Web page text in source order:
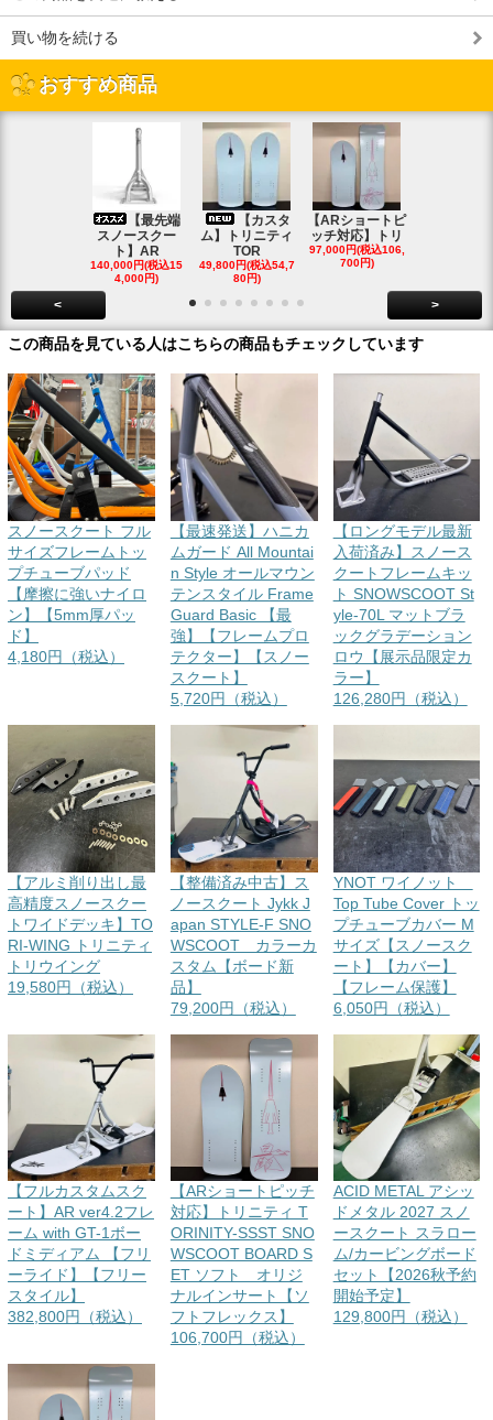
買い物を続ける
おすすめ商品
【最先端
スノースクー
ト】AR
140,000円(税込15
4,000円)
【カスタ
ム】トリニティ
TOR
49,800円(税込54,7
80円)
【ARショートピ
ッチ対応】トリ
97,000円(税込106,
700円)
< >
この商品を見ている人はこちらの商品もチェックしています
スノースクート フル
サイズフレームトッ
プチューブパッド
【摩擦に強いナイロ
ン】【5mm厚パッ
ド】
4,180円（税込）
【最速発送】ハニカ
ムガード All Mountai
n Style オールマウン
テンスタイル Frame
Guard Basic 【最
強】【フレームプロ
テクター】【スノー
スクート】
5,720円（税込）
【ロングモデル最新
入荷済み】スノース
クートフレームキッ
ト SNOWSCOOT St
yle-70L マットブラ
ックグラデーション
ロウ【展示品限定カ
ラー】
126,280円（税込）
【アルミ削り出し最
高精度スノースクー
トワイドデッキ】TO
RI-WING トリニティ
トリウイング
19,580円（税込）
【整備済み中古】ス
ノースクート Jykk J
apan STYLE-F SNO
WSCOOT カラーカ
スタム【ボード新
品】
79,200円（税込）
YNOT ワイノット
Top Tube Cover トッ
プチューブカバー M
サイズ【スノースク
ート】【カバー】
【フレーム保護】
6,050円（税込）
【フルカスタムスク
ート】AR ver4.2フレ
ーム with GT-1ボー
ドミディアム 【フリ
ーライド】【フリー
スタイル】
382,800円（税込）
【ARショートピッチ
対応】トリニティ T
ORINITY-SSST SNO
WSCOOT BOARD S
ET ソフト オリジ
ナルインサート【ソ
フトフレックス】
106,700円（税込）
ACID METAL アシッ
ドメタル 2027 スノ
ースクート スラロー
ム/カービングボード
セット【2026秋予約
開始予定】
129,800円（税込）